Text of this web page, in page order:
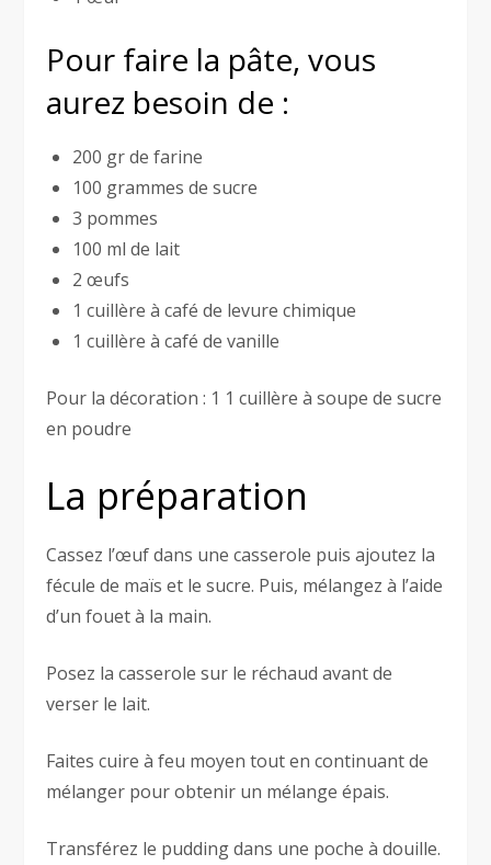
Pour faire la pâte, vous
aurez besoin de :
200 gr de farine
100 grammes de sucre
3 pommes
100 ml de lait
2 œufs
1 cuillère à café de levure chimique
1 cuillère à café de vanille
Pour la décoration : 1 1 cuillère à soupe de sucre
en poudre
La préparation
Cassez l’œuf dans une casserole puis ajoutez la
fécule de maïs et le sucre. Puis, mélangez à l’aide
d’un fouet à la main.
Posez la casserole sur le réchaud avant de
verser le lait.
Faites cuire à feu moyen tout en continuant de
mélanger pour obtenir un mélange épais.
Transférez le pudding dans une poche à douille.